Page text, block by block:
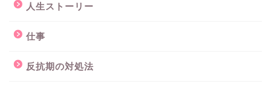
人生ストーリー
仕事
反抗期の対処法